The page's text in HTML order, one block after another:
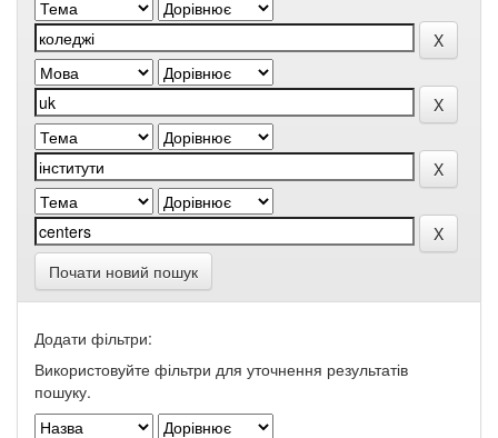
Почати новий пошук
Додати фільтри:
Використовуйте фільтри для уточнення результатів
пошуку.